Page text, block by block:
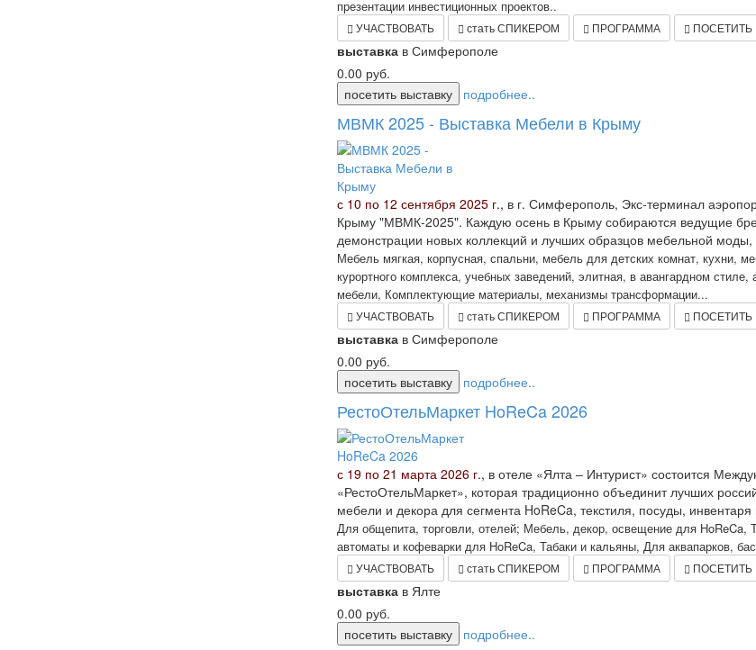
презентации инвестиционных проектов..
УЧАСТВОВАТЬ стать СПИКЕРОМ ПРОГРАММА ПОСЕТИТЬ
выставка в Симферополе
0.00 руб.
посетить выставку
подробнее..
МВМК 2025 - Выставка Мебели в Крыму
с 10 по 12 сентября 2025 г., в г. Симферополь, Экс-терминал
Крыму "МВМК-2025". Каждую осень в Крыму собираются ведущие
демонстрации новых коллекций и лучших образцов мебельной
Мебель мягкая, корпусная, спальни, мебель для детских комнат, кухни,
курортного комплекса, учебных заведений, элитная, в авангардном
мебели, Комплектующие материалы, механизмы трансформации...
УЧАСТВОВАТЬ стать СПИКЕРОМ ПРОГРАММА ПОСЕТИТЬ
выставка в Симферополе
0.00 руб.
посетить выставку
подробнее..
РестоОтельМаркет HoReCa 2026
с 19 по 21 марта 2026 г., в отеле «Ялта – Интурист» состоится
«РестоОтельМаркет», которая традиционно объединит лучших
мебели и декора для сегмента HoReCa, текстиля, посуды,
Для общепита, торговли, отелей; Мебель, декор, освещение для HoReCa,
автоматы и кофеварки для HoReCa, Табаки и кальяны, Для аквапарков,
УЧАСТВОВАТЬ стать СПИКЕРОМ ПРОГРАММА ПОСЕТИТЬ
выставка в Ялте
0.00 руб.
посетить выставку
подробнее..